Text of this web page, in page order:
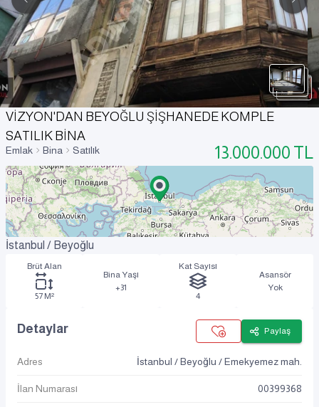
VİZYON'DAN BEYOĞLU ŞİŞHANEDE KOMPLE
SATILIK BİNA
Emlak Bina Satılık 13.000.000 TL
İstanbul / Beyoğlu
Brüt Alan
57 M²
Bina Yaşı
+31
Kat Sayısı
4
Asansör
Yok
Detaylar Paylaş
Adres İstanbul / Beyoğlu / Emekyemez mah.
İlan Numarası 00399368